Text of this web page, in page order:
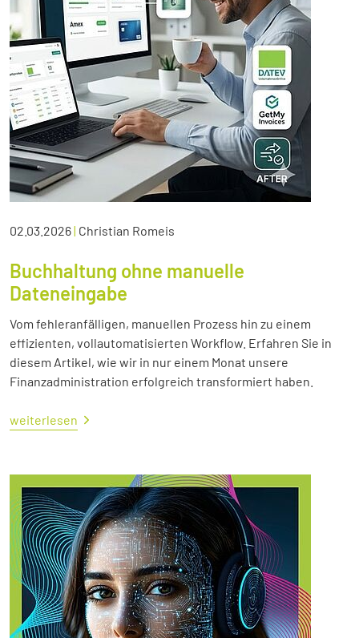
02.03.2026| Christian Romeis
Buchhaltung ohne manuelle
Dateneingabe
Vom fehleranfälligen, manuellen Prozess hin zu einem
effizienten, vollautomatisierten Workflow. Erfahren Sie in
diesem Artikel, wie wir in nur einem Monat unsere
Finanzadministration erfolgreich transformiert haben.
weiterlesen